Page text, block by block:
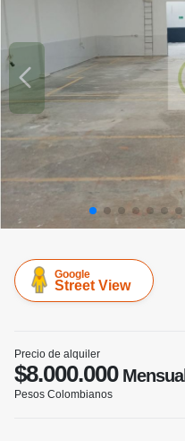
Google
Street View
Precio de alquiler
$8.000.000Mensual
Pesos Colombianos